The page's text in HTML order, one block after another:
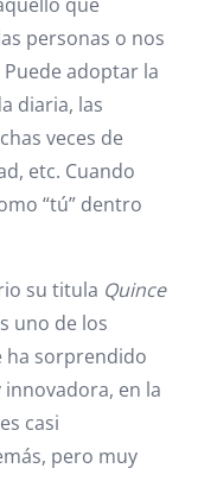
personas o nos
adoptar la
diaria, las
veces de
etc. Cuando
“tú” dentro
su titula Quince
uno de los
ha sorprendido
en la
casi
pero muy